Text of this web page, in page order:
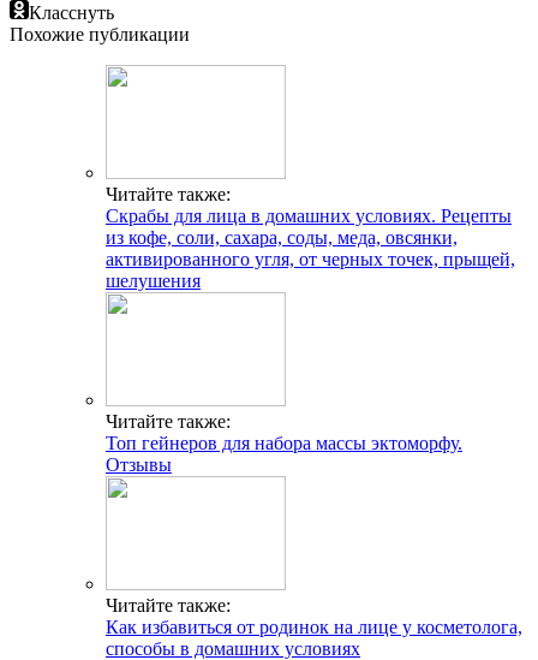
Класснуть
Похожие публикации
Читайте также:
Скрабы для лица в домашних условиях. Рецепты
из кофе, соли, сахара, соды, меда, овсянки,
активированного угля, от черных точек, прыщей,
шелушения
Читайте также:
Топ гейнеров для набора массы эктоморфу.
Отзывы
Читайте также:
Как избавиться от родинок на лице у косметолога,
способы в домашних условиях